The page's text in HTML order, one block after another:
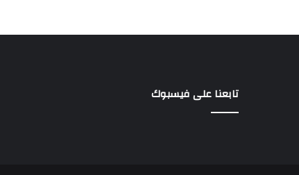
تابعنا على فيسبوك